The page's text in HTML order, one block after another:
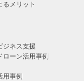
るメリット
ジネス支援
ローン活用事例
用事例